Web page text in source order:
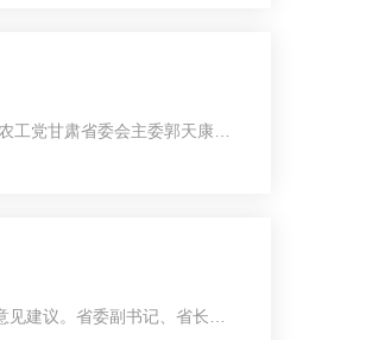
党甘肃省委会主委郭天康在
建议。省委副书记、省长任